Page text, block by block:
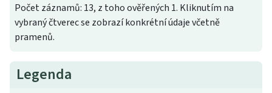
Počet záznamů: 13, z toho ověřených 1. Kliknutím na
vybraný čtverec se zobrazí konkrétní údaje včetně
pramenů.
Legenda